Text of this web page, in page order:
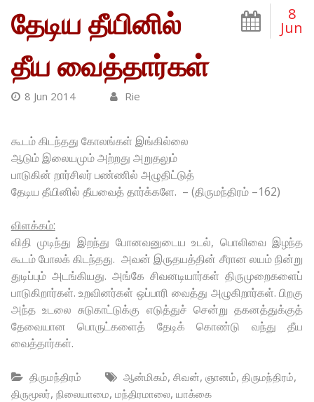
8
Jun
தேடிய தீயினில்
தீய வைத்தார்கள்
8 Jun 2014 Rie
கூடம் கிடந்தது கோலங்கள் இங்கில்லை
ஆடும் இலையமும் அற்றது அறுதலும்
பாடுகின் றார்சிலர் பண்ணில் அழுதிட்டுத்
தேடிய தீயினில் தீயவைத் தார்க்களே. – (திருமந்திரம் –162)
விளக்கம்:
விதி முடிந்து இறந்து போனவனுடைய உடல், பொலிவை இழந்த
கூடம் போலக் கிடந்தது. அவன் இருதயத்தின் சீரான லயம் நின்று
துடிப்பும் அடங்கியது. அங்கே சிவனடியார்கள் திருமுறைகளைப்
பாடுகிறார்கள். உறவினர்கள் ஒப்பாரி வைத்து அழுகிறார்கள். பிறகு
அந்த உடலை சுடுகாட்டுக்கு எடுத்துச் சென்று தகனத்துக்குத்
தேவையான பொருட்களைத் தேடிக் கொண்டு வந்து தீய
வைத்தார்கள்.
திருமந்திரம் ஆன்மிகம், சிவன், ஞானம், திருமந்திரம்,
திருமூலர், நிலையாமை, மந்திரமாலை, யாக்கை